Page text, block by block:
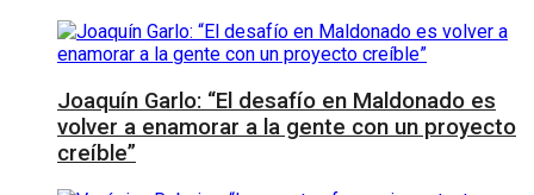
Joaquín Garlo: “El desafío en Maldonado es
volver a enamorar a la gente con un proyecto
creíble”